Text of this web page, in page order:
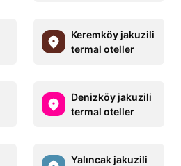
Keremköy jakuzili
termal oteller
Denizköy jakuzili
termal oteller
Yalıncak jakuzili